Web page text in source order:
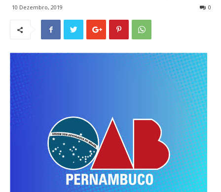
10 Dezembro, 2019 0